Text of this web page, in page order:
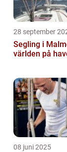
28 september
Segling i
världen på
08 juni 2025